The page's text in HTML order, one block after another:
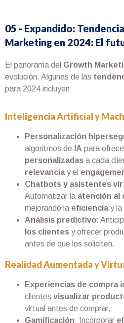
05 - Expandido:
Marketing en 2024: El
El panorama del Growth
evolución. Algunas de las
para 2024 incluyen:
Inteligencia Artificial y
Personalización
algoritmos de IA para
personalizadas a cada
relevanciay el
Chatbots y asistentes
Automatizar la atención al
mejorando la eficienciay la
Análisis predictivo:
los clientes y ofrecer
antes de que los soliciten.
Realidad Aumentada y
Experiencias de compra
clientes visualizar
virtual antes de comprar.
Gamificación: Incorporar